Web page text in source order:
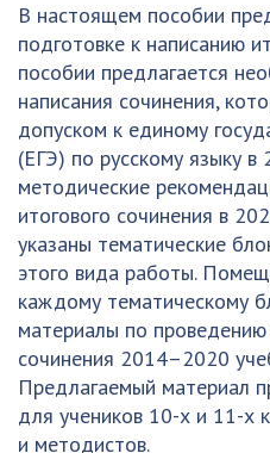
В настоящем пособии
подготовке к написанию
пособии предлагается
написания сочинения,
допуском к единому
(ЕГЭ) по русскому языку
методические
итогового сочинения в
указаны тематические
этого вида работы.
каждому тематическому
материалы по
сочинения 2014–2020
Предлагаемый материал
для учеников 10-х и 11-х
и методистов.